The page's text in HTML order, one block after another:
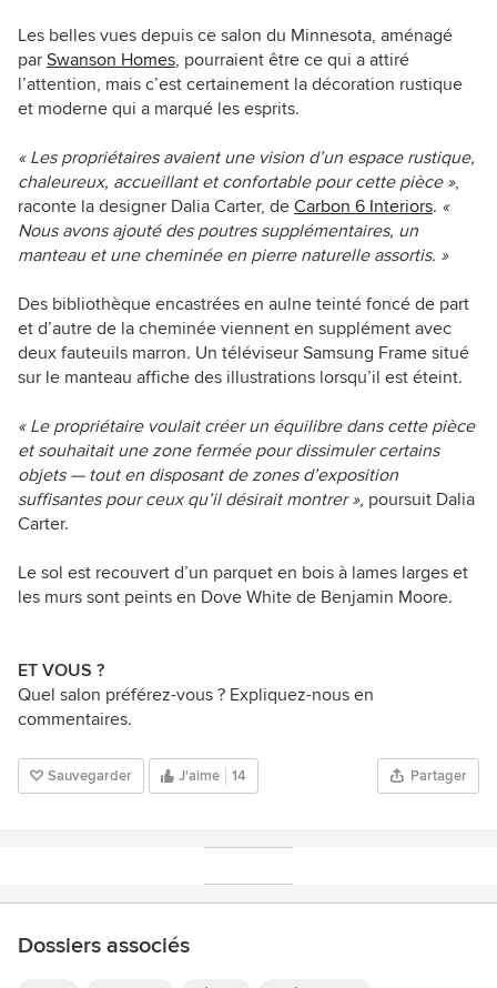
Les belles vues depuis ce salon du Minnesota, aménagé
par Swanson Homes, pourraient être ce qui a attiré
l’attention, mais c’est certainement la décoration rustique
et moderne qui a marqué les esprits.
« Les propriétaires avaient une vision d’un espace rustique,
chaleureux, accueillant et confortable pour cette pièce»,
raconte la designer Dalia Carter, de Carbon 6 Interiors. «
Nous avons ajouté des poutres supplémentaires, un
manteau et une cheminée en pierre naturelle assortis. »
Des bibliothèque encastrées en aulne teinté foncé de part
et d’autre de la cheminée viennent en supplément avec
deux fauteuils marron. Un téléviseur Samsung Frame situé
sur le manteau affiche des illustrations lorsqu’il est éteint.
«Le propriétaire voulait créer un équilibre dans cette pièce
et souhaitait une zone fermée pour dissimuler certains
objets — tout en disposant de zones d’exposition
suffisantes pour ceux qu’il désirait montrer », poursuit Dalia
Carter.
Le sol est recouvert d’un parquet en bois à lames larges et
les murs sont peints en Dove White de Benjamin Moore.
ET VOUS ?
Quel salon préférez-vous ? Expliquez-nous en
commentaires.
Sauvegarder J'aime 14 Partager
Dossiers associés